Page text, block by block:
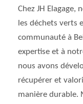
Chez JH Elagage,
les déchets verts
communauté à
expertise et à
nous avons
récupérer et
manière durable.